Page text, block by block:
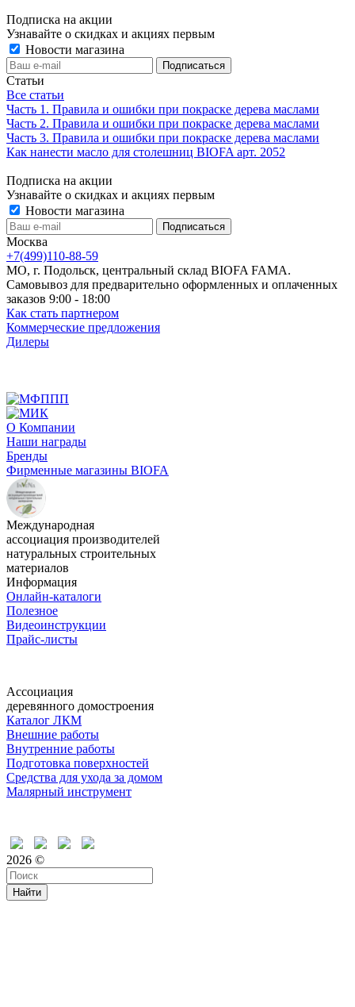
Подписка на акции
Узнавайте о скидках и акциях первым
Новости магазина
Статьи
Все статьи
Часть 1. Правила и ошибки при покраске дерева маслами
Часть 2. Правила и ошибки при покраске дерева маслами
Часть 3. Правила и ошибки при покраске дерева маслами
Как нанести масло для столешниц BIOFA арт. 2052
Подписка на акции
Узнавайте о скидках и акциях первым
Новости магазина
Москва
+7(499)110-88-59
МО, г. Подольск, центральный склад BIOFA FAMA.
Самовывоз для предварительно оформленных и оплаченных
заказов 9:00 - 18:00
Как стать партнером
Коммерческие предложения
Дилеры
О Компании
Наши награды
Бренды
Фирменные магазины BIOFA
Международная
ассоциация производителей
натуральных строительных
материалов
Информация
Онлайн-каталоги
Полезное
Видеоинструкции
Прайс-листы
Ассоциация
деревянного домостроения
Каталог ЛКМ
Внешние работы
Внутренние работы
Подготовка поверхностей
Средства для ухода за домом
Малярный инструмент
2026 ©
Найти